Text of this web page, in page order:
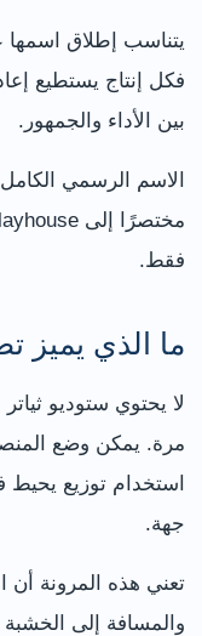
يتناسب إطلاق اسمها
فكل إنتاج يستطيع
بين الأداء والجمهور.
الاسم الرسمي
فقط.
ما الذي يميز
لا يحتوي ستوديو
مرة. يمكن وضع
استخدام توزيع يحيط
جهة.
تعني هذه المرونة
والمسافة إلى الخشبة